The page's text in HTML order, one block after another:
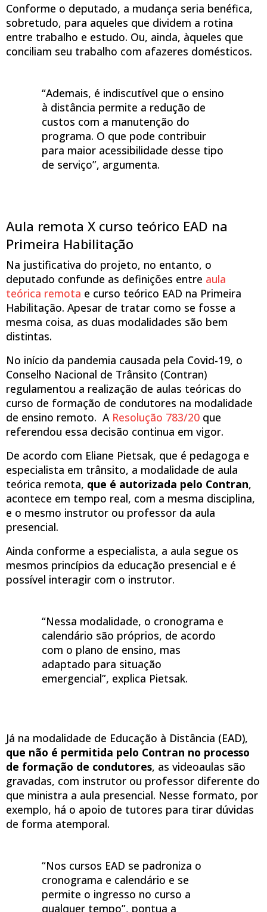
Conforme o deputado, a mudança seria benéfica,
sobretudo, para aqueles que dividem a rotina
entre trabalho e estudo. Ou, ainda, àqueles que
conciliam seu trabalho com afazeres domésticos.
“Ademais, é indiscutível que o ensino
à distância permite a redução de
custos com a manutenção do
programa. O que pode contribuir
para maior acessibilidade desse tipo
de serviço”, argumenta.
Aula remota X curso teórico EAD na
Primeira Habilitação
Na justificativa do projeto, no entanto, o
deputado confunde as definições entre aula
teórica remota e curso teórico EAD na Primeira
Habilitação. Apesar de tratar como se fosse a
mesma coisa, as duas modalidades são bem
distintas.
No início da pandemia causada pela Covid-19, o
Conselho Nacional de Trânsito (Contran)
regulamentou a realização de aulas teóricas do
curso de formação de condutores na modalidade
de ensino remoto. A Resolução 783/20 que
referendou essa decisão continua em vigor.
De acordo com Eliane Pietsak, que é pedagoga e
especialista em trânsito, a modalidade de aula
teórica remota, que é autorizada pelo Contran,
acontece em tempo real, com a mesma disciplina,
e o mesmo instrutor ou professor da aula
presencial.
Ainda conforme a especialista, a aula segue os
mesmos princípios da educação presencial e é
possível interagir com o instrutor.
“Nessa modalidade, o cronograma e
calendário são próprios, de acordo
com o plano de ensino, mas
adaptado para situação
emergencial”, explica Pietsak.
Já na modalidade de Educação à Distância (EAD),
que não é permitida pelo Contran no processo
de formação de condutores, as videoaulas são
gravadas, com instrutor ou professor diferente do
que ministra a aula presencial. Nesse formato, por
exemplo, há o apoio de tutores para tirar dúvidas
de forma atemporal.
“Nos cursos EAD se padroniza o
cronograma e calendário e se
permite o ingresso no curso a
qualquer tempo”, pontua a